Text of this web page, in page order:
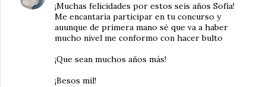
¡Muchas felicidades por estos seis años Sofía!
Me encantaría participar en tu concurso y
auunque de primera mano sé que va a haber
mucho nivel me conformo con hacer bulto
¡Que sean muchos años más!
¡Besos mil!